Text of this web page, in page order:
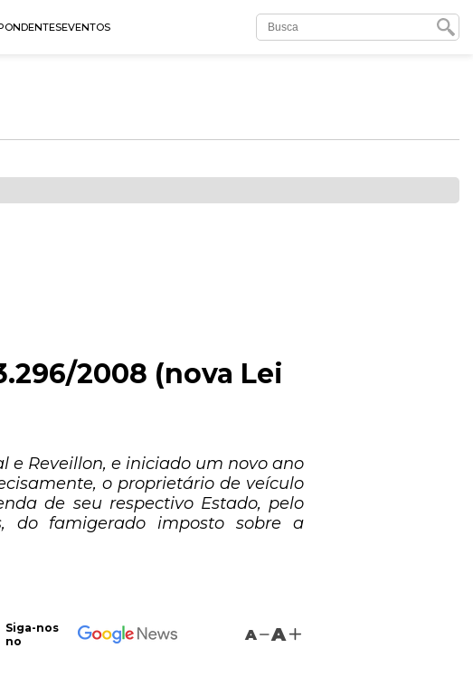
EVENTOS
2008 (nova Lei
e Reveillon, e iniciado um novo ano
o proprietário de veículo
de seu respectivo Estado, pelo
do famigerado imposto sobre a
Siga-nos
no
A A